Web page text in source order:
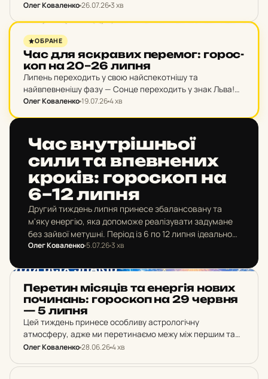
Олег Коваленко26.07.263 хв
ГОРОСКОП
ОБРАНЕ
Час для яс­кра­вих пе­ре­мог: го­рос­
коп на 20–26 липня
Липень переходить у свою найспекотнішу та
найвпевненішу фазу — Сонце переходить у знак Льва!
Тиждень із 20 по 26 липня принесе потужний приплив
Олег Коваленко19.07.264 хв
Час внут­ріш­ньої
сили та впев­не­них
кроків: го­рос­коп на
6–12 липня
Другий тиждень липня принесе збалансовану та
м'яку енергію, яка допоможе реалізувати задумане
без зайвої метушні. Період із 6 по 12 липня ідеально
підходить для зміцнення завойованих позицій,
Олег Коваленко5.07.263 хв
Пе­ре­тин мі­ся­ців та енер­гія нових
по­чи­нань: го­рос­коп на 29 червня
— 5 липня
Цей тиждень принесе особливу астрологічну
атмосферу, адже ми перетинаємо межу між першим та
другим місяцями літа. Період із 29 червня по 5 липня
Олег Коваленко28.06.264 хв